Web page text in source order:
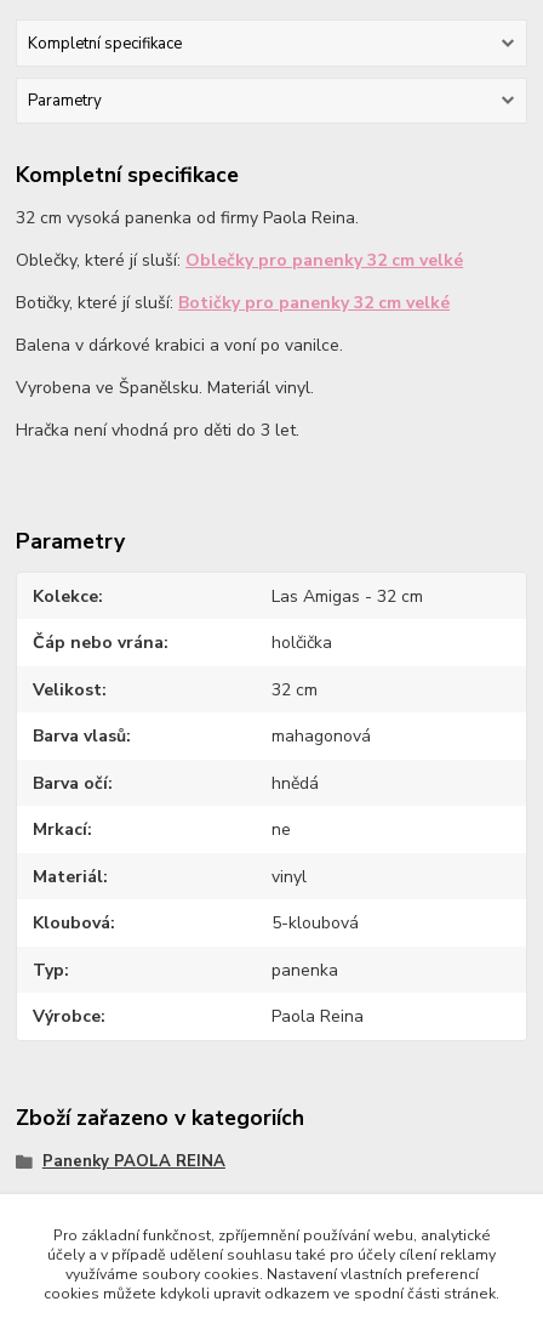
Kompletní specifikace
Parametry
Kompletní specifikace
32 cm vysoká panenka od firmy Paola Reina.
Oblečky, které jí sluší: Oblečky pro panenky 32 cm velké
Botičky, které jí sluší: Botičky pro panenky 32 cm velké
Balena v dárkové krabici a voní po vanilce.
Vyrobena ve Španělsku. Materiál vinyl.
Hračka není vhodná pro děti do 3 let.
Parametry
Kolekce Las Amigas - 32 cm
Čáp nebo vrána holčička
Velikost 32 cm
Barva vlasů mahagonová
Barva očí hnědá
Mrkací ne
Materiál vinyl
Kloubová 5-kloubová
Typ panenka
Výrobce Paola Reina
Zboží zařazeno v kategoriích
Panenky PAOLA REINA
Copyright © 2023 Země panenek
Pro základní funkčnost, zpříjemnění používání webu, analytické
účely a v případě udělení souhlasu také pro účely cílení reklamy
využíváme soubory cookies. Nastavení vlastních preferencí
cookies můžete kdykoli upravit odkazem ve spodní části stránek.